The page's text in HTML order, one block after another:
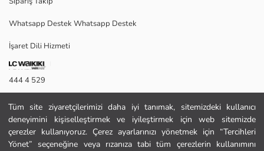
Tüm site ziyaretçilerimizi daha iyi tanımak, sitemizdeki kullanıcı
deneyimini kişiselleştirmek ve iyileştirmek için web sitemizde
çerezler kullanıyoruz. Çerez ayarlarınızı yönetmek için “Tercihleri
Yönet” seçeneğine veya rızanıza tabi tüm çerezlerin kullanımını
pamuklu penye kumaştan üretilmiştir.
Ana Kumaş:
Menşei:
Satıcı:
Marka:
Cinsiyet:
Kalıp:
Kumaş:
Kalınlık:
Whatsapp Destek Whatsapp Destek
İşaret Dili Hizmeti
444 4 529
İletişim Formu
444 4 529